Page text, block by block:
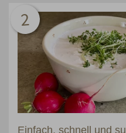
2
Einfach, schnell und